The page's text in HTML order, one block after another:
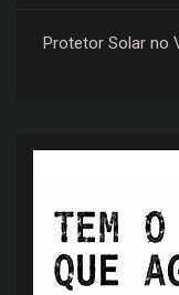
Protetor Solar no